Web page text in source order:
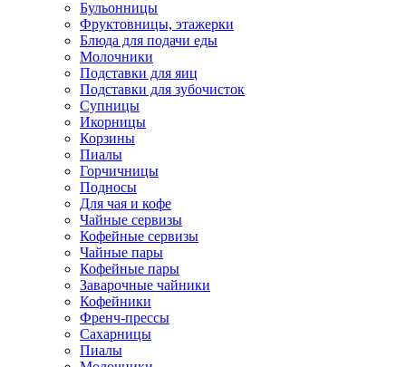
Бульонницы
Фруктовницы, этажерки
Блюда для подачи еды
Молочники
Подставки для яиц
Подставки для зубочисток
Супницы
Икорницы
Корзины
Пиалы
Горчичницы
Подносы
Для чая и кофе
Чайные сервизы
Кофейные сервизы
Чайные пары
Кофейные пары
Заварочные чайники
Кофейники
Френч-прессы
Сахарницы
Пиалы